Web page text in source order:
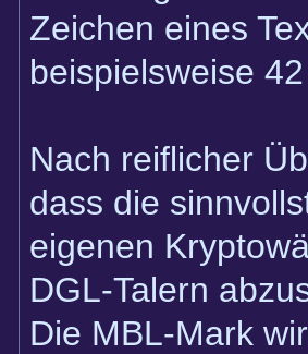
Zeichen eines
beispielsweise
Nach reiflicher
dass die
eigenen
DGL-Talern
Die MBL-Mark